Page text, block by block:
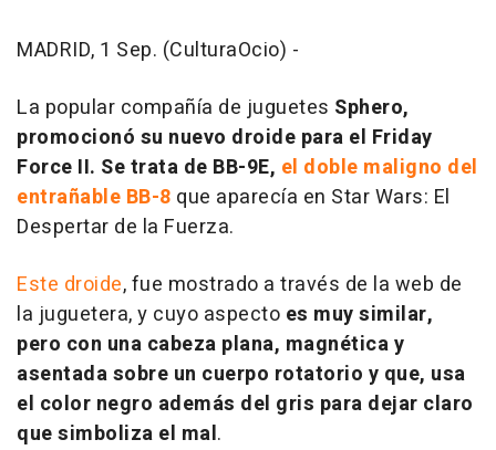
MADRID, 1 Sep. (CulturaOcio) -
La popular compañía de juguetes Sphero,
promocionó su nuevo droide para el Friday
Force II. Se trata de BB-9E, el doble maligno del
entrañable BB-8 que aparecía en Star Wars: El
Despertar de la Fuerza.
Este droide, fue mostrado a través de la web de
la juguetera, y cuyo aspecto es muy similar,
pero con una cabeza plana, magnética y
asentada sobre un cuerpo rotatorio y que, usa
el color negro además del gris para dejar claro
que simboliza el mal.